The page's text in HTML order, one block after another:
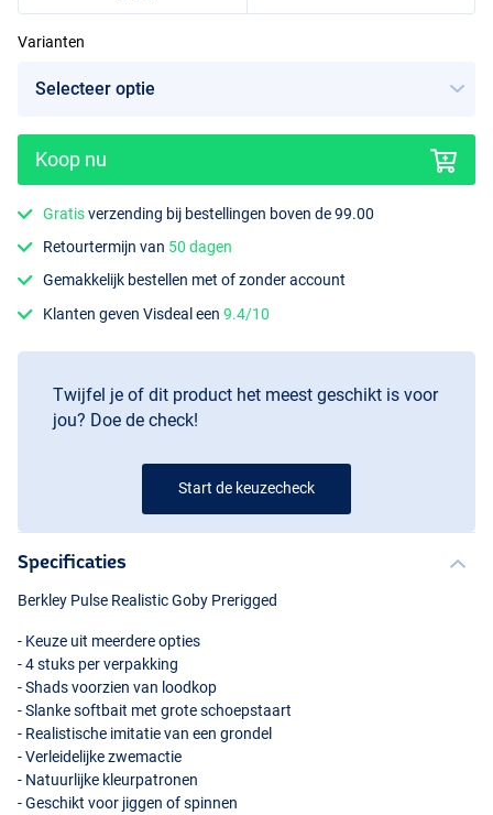
Varianten
Koop nu
Gratisverzending bij bestellingen boven de 99.00
Retourtermijn van 50 dagen
Gemakkelijk bestellen met of zonder account
Klanten geven Visdeal een9.4/10
Twijfel je of dit product het meest geschikt is voor
jou? Doe de check!
Start de keuzecheck
Specificaties
Berkley Pulse Realistic Goby Prerigged
- Keuze uit meerdere opties
- 4 stuks per verpakking
- Shads voorzien van loodkop
- Slanke softbait met grote schoepstaart
- Realistische imitatie van een grondel
- Verleidelijke zwemactie
- Natuurlijke kleurpatronen
- Geschikt voor jiggen of spinnen